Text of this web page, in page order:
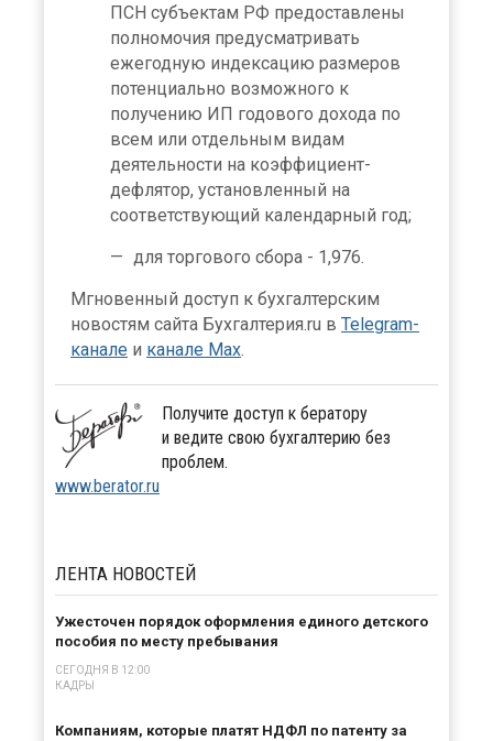
ПСН субъектам РФ предоставлены
полномочия предусматривать
ежегодную индексацию размеров
потенциально возможного к
получению ИП годового дохода по
всем или отдельным видам
деятельности на коэффициент-
дефлятор, установленный на
соответствующий календарный год;
для торгового сбора - 1,976.
Мгновенный доступ к бухгалтерским
новостям сайта Бухгалтерия.ru в Telegram-
канале и канале Max.
Получите доступ к бератору
и ведите свою бухгалтерию без
проблем.
www.berator.ru
ЛЕНТА НОВОСТЕЙ
Ужесточен порядок оформления единого детского
пособия по месту пребывания
СЕГОДНЯ В 12:00
КАДРЫ
Компаниям, которые платят НДФЛ по патенту за